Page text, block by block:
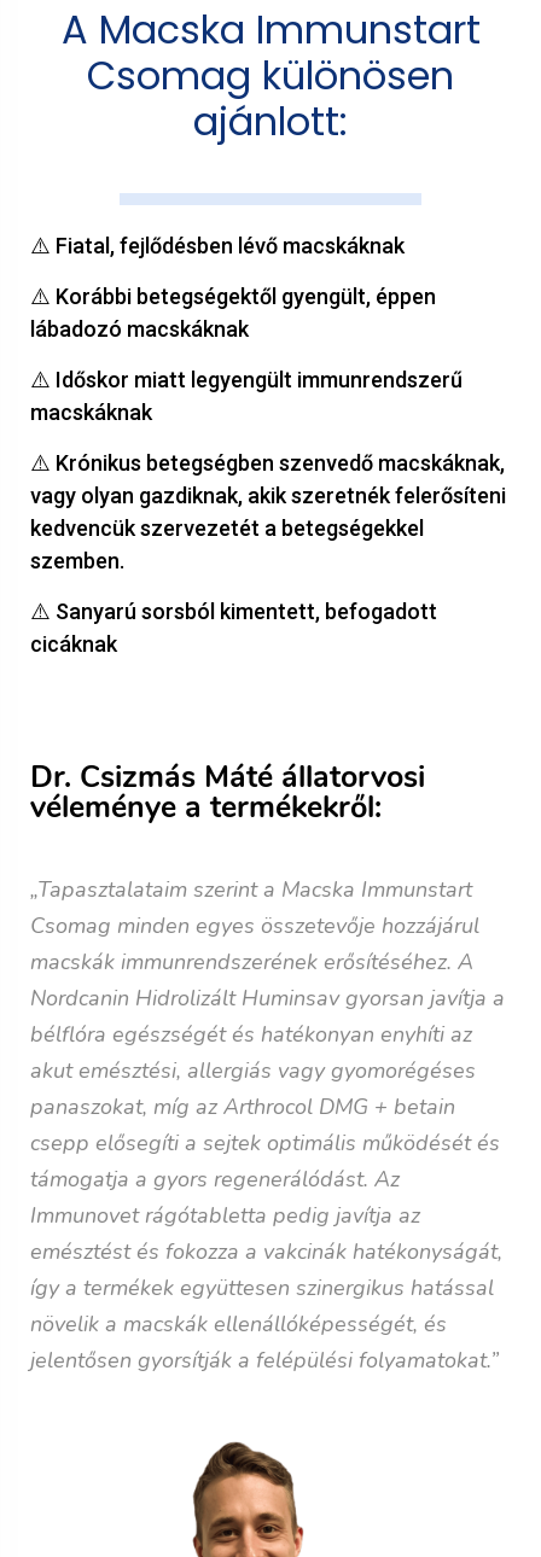
A Macska Immunstart
Csomag különösen
ajánlott:
⚠️ Fiatal, fejlődésben lévő macskáknak
⚠️ Korábbi betegségektől gyengült, éppen
lábadozó macskáknak
⚠️ Időskor miatt legyengült immunrendszerű
macskáknak
⚠️ Krónikus betegségben szenvedő macskáknak,
vagy olyan gazdiknak, akik szeretnék felerősíteni
kedvencük szervezetét a betegségekkel
szemben.
⚠️ Sanyarú sorsból kimentett, befogadott
cicáknak
Dr. Csizmás Máté állatorvosi
véleménye a termékekről:
„Tapasztalataim szerint a Macska Immunstart
Csomag minden egyes összetevője hozzájárul
macskák immunrendszerének erősítéséhez. A
Nordcanin Hidrolizált Huminsav gyorsan javítja a
bélflóra egészségét és hatékonyan enyhíti az
akut emésztési, allergiás vagy gyomorégéses
panaszokat, míg az Arthrocol DMG + betain
csepp elősegíti a sejtek optimális működését és
támogatja a gyors regenerálódást. Az
Immunovet rágótabletta pedig javítja az
emésztést és fokozza a vakcinák hatékonyságát,
így a termékek együttesen szinergikus hatással
növelik a macskák ellenállóképességét, és
jelentősen gyorsítják a felépülési folyamatokat.”